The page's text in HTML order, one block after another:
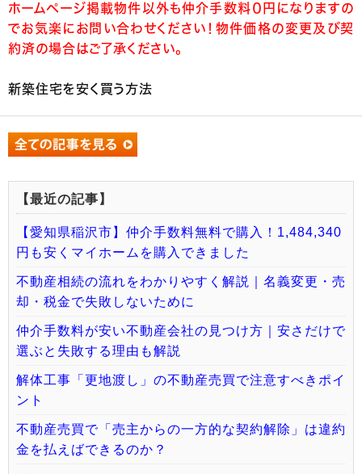
ホームページ掲載物件以外も仲介手数料０円になりますの
でお気楽にお問い合わせください！物件価格の変更及び契
約済の場合はご了承ください。
新築住宅を安く買う方法
【最近の記事】
【愛知県稲沢市】仲介手数料無料で購入！1,484,340
円も安くマイホームを購入できました
不動産相続の流れをわかりやすく解説｜名義変更・売
却・税金で失敗しないために
仲介手数料が安い不動産会社の見つけ方｜安さだけで
選ぶと失敗する理由も解説
解体工事「更地渡し」の不動産売買で注意すべきポイ
ント
不動産売買で「売主からの一方的な契約解除」は違約
金を払えばできるのか？